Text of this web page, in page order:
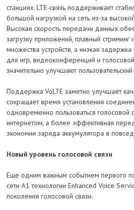
станциях. LTE-связь поддерживает
большой нагрузкой на сеть из-за
Высокая скорость передачи данных
загрузку приложений, плавный
множества устройств, а низкая задержка
для игр, видеоконференций и
значительно улучшают
Поддержка VoLTE заметно улучшает
сокращает время установления
одновременно пользоваться голосовой
интернетом, а более эффективная
экономии заряда аккумулятора в
Новый уровень голосовой связи
Еще одним важным событием первого
сети А1 технологии Enhanced Voice
поколения голосовой связи.